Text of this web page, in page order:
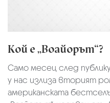
Кой е „Воайорът“?
Само месец след
у нас излиза вторият
американската